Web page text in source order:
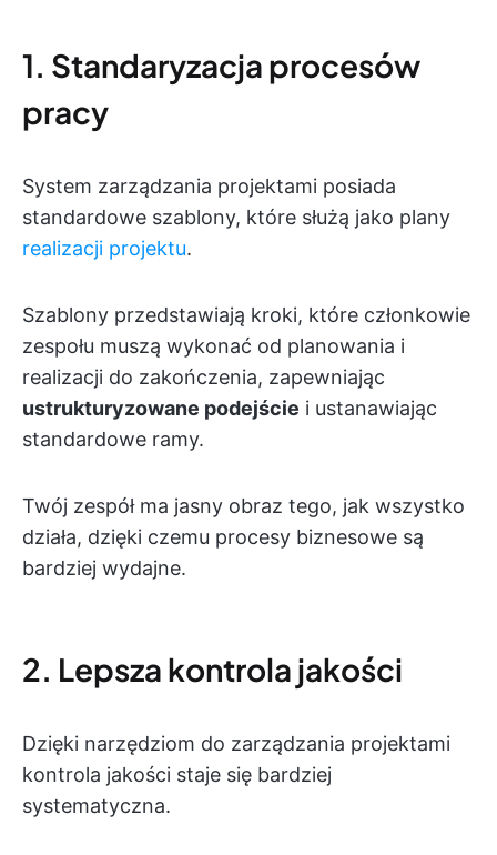
1. Standaryzacja procesów
pracy
System zarządzania projektami posiada
standardowe szablony, które służą jako plany
realizacji projektu.
Szablony przedstawiają kroki, które członkowie
zespołu muszą wykonać od planowania i
realizacji do zakończenia, zapewniając
ustrukturyzowane podejście i ustanawiając
standardowe ramy.
Twój zespół ma jasny obraz tego, jak wszystko
działa, dzięki czemu procesy biznesowe są
bardziej wydajne.
2. Lepsza kontrola jakości
Dzięki narzędziom do zarządzania projektami
kontrola jakości staje się bardziej
systematyczna.